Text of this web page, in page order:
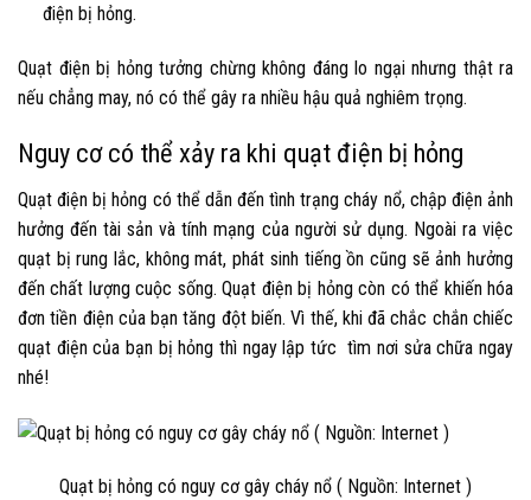
điện bị hỏng.
Quạt điện bị hỏng tưởng chừng không đáng lo ngại nhưng thật ra
nếu chẳng may, nó có thể gây ra nhiều hậu quả nghiêm trọng.
Nguy cơ có thể xảy ra khi quạt điện bị hỏng
Quạt điện bị hỏng có thể dẫn đến tình trạng cháy nổ, chập điện ảnh
hưởng đến tài sản và tính mạng của người sử dụng. Ngoài ra việc
quạt bị rung lắc, không mát, phát sinh tiếng ồn cũng sẽ ảnh hưởng
đến chất lượng cuộc sống. Quạt điện bị hỏng còn có thể khiến hóa
đơn tiền điện của bạn tăng đột biến. Vì thế, khi đã chắc chắn chiếc
quạt điện của bạn bị hỏng thì ngay lập tức tìm nơi sửa chữa ngay
nhé!
Quạt bị hỏng có nguy cơ gây cháy nổ ( Nguồn: Internet )